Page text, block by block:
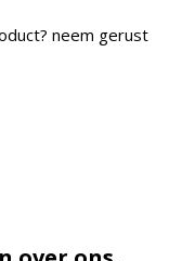
neem gerust